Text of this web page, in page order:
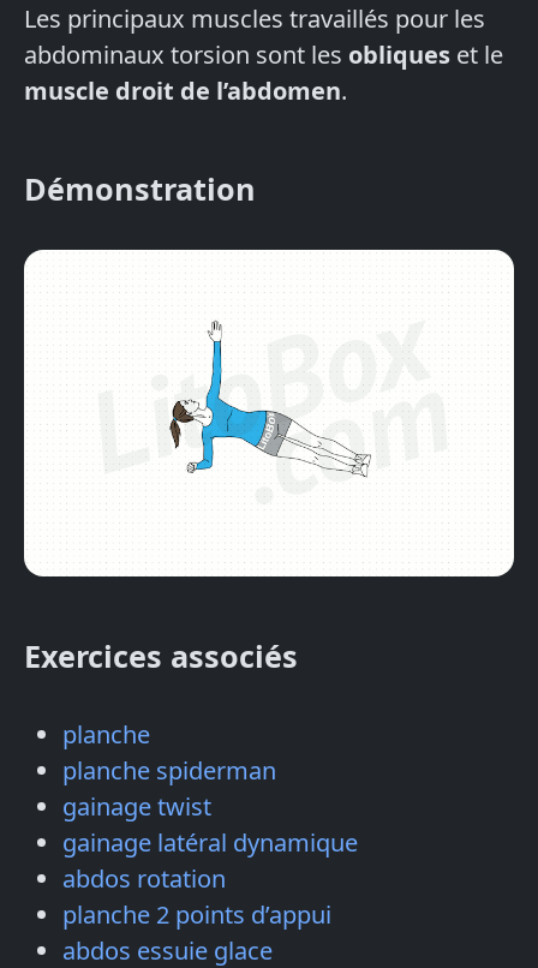
Les principaux muscles travaillés pour les
abdominaux torsion sont les obliques et le
muscle droit de l’abdomen.
Démonstration
Exercices associés
planche
planche spiderman
gainage twist
gainage latéral dynamique
abdos rotation
planche 2 points d’appui
abdos essuie glace